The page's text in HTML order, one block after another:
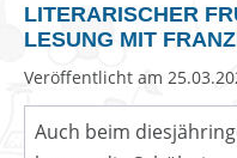
LITERARISCHER
LESUNG MIT
Veröffentlicht am
Auch beim